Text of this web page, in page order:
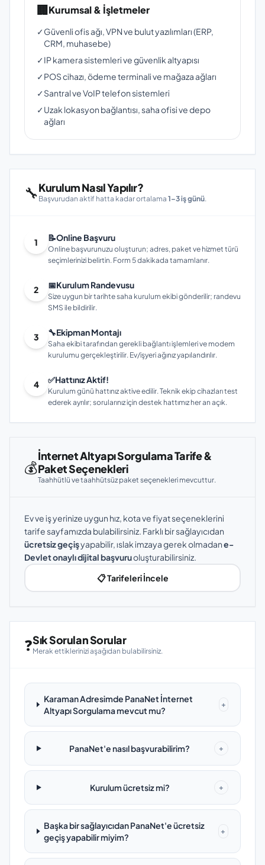
🏢Kurumsal & İşletmeler
✓Güvenli ofis ağı, VPN ve bulut yazılımları (ERP,
CRM, muhasebe)
✓IP kamera sistemleri ve güvenlik altyapısı
✓POS cihazı, ödeme terminali ve mağaza ağları
✓Santral ve VoIP telefon sistemleri
✓Uzak lokasyon bağlantısı, saha ofisi ve depo
ağları
🔧Kurulum Nasıl Yapılır?
Başvurudan aktif hatta kadar ortalama 1–3 iş günü.
1 📝Online Başvuru
Online başvurunuzu oluşturun; adres, paket ve hizmet türü
seçimlerinizi belirtin. Form 5 dakikada tamamlanır.
2 📅Kurulum Randevusu
Size uygun bir tarihte saha kurulum ekibi gönderilir; randevu
SMS ile bildirilir.
3 🔧Ekipman Montajı
Saha ekibi tarafından gerekli bağlantı işlemleri ve modem
kurulumu gerçekleştirilir. Ev/işyeri ağınız yapılandırılır.
4 ✅Hattınız Aktif!
Kurulum günü hattınız aktive edilir. Teknik ekip cihazları test
ederek ayrılır; sorularınız için destek hattımız her an açık.
💰
İnternet Altyapı Sorgulama Tarife &
Paket Seçenekleri
Taahhütlü ve taahhütsüz paket seçenekleri mevcuttur.
Ev ve iş yerinize uygun hız, kota ve fiyat seçeneklerini
tarife sayfamızda bulabilirsiniz. Farklı bir sağlayıcıdan
ücretsiz geçişyapabilir, ıslak imzaya gerek olmadane-
Devlet onaylı dijital başvuruoluşturabilirsiniz.
📋 Tarifeleri İncele
❓Sık Sorulan Sorular
Merak ettiklerinizi aşağıdan bulabilirsiniz.
Karaman Adresimde PanaNet İnternet
Altyapı Sorgulama mevcut mu?
+
PanaNet'e nasıl başvurabilirim? +
Kurulum ücretsiz mi? +
Başka bir sağlayıcıdan PanaNet'e ücretsiz
geçiş yapabilir miyim?
+